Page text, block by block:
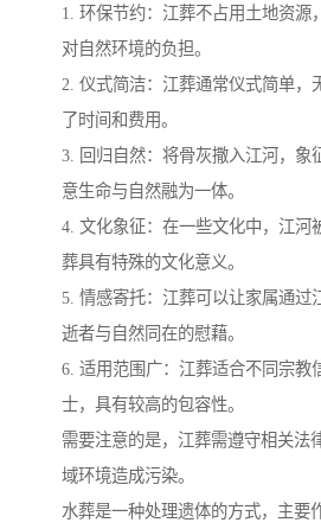
1. 环保节约：江葬不占用土地资源
对自然环境的负担。
2. 仪式简洁：江葬通常仪式简单，
了时间和费用。
3. 回归自然：将骨灰撒入江河，象
意生命与自然融为一体。
4. 文化象征：在一些文化中，江河
葬具有特殊的文化意义。
5. 情感寄托：江葬可以让家属通过
逝者与自然同在的慰藉。
6. 适用范围广：江葬适合不同宗教
士，具有较高的包容性。
需要注意的是，江葬需遵守相关法
域环境造成污染。
水葬是一种处理遗体的方式，主要